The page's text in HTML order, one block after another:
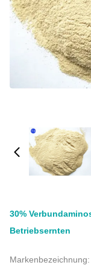
30%
Betriebsernten
Markenbezeichnung: